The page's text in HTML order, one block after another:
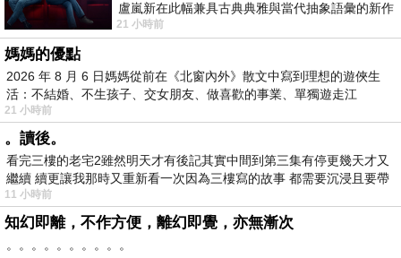
寸
布標尺吋34D 建議適穿罩杯約為【32
布標尺吋36D 建議適穿罩杯約為【34
布標尺吋38D 建議適穿罩杯約為【36
盧嵐新在此幅兼具古典典雅與當代抽象語彙的新作
中，以沈靜的藍色空間為背景，描繪了
21 小時前
媽媽的優點
2026 年 8 月 6 日媽媽從前在《北窗內外》散文中寫到理想的遊俠生
活：不結婚、不生孩子、交女朋友、做喜歡的事業、單獨遊走江
湖⋯⋯，
21 小時前
。讀後。
看完三樓的老宅2雖然明天才有後記其實中間到第三集有停更幾天才又
繼續 續更讓我那時又重新看一次因為三樓寫的故事 都需要沉浸且要帶
有
11 小時前
知幻即離，不作方便，離幻即覺，亦無漸次
。。。。。。。。。。